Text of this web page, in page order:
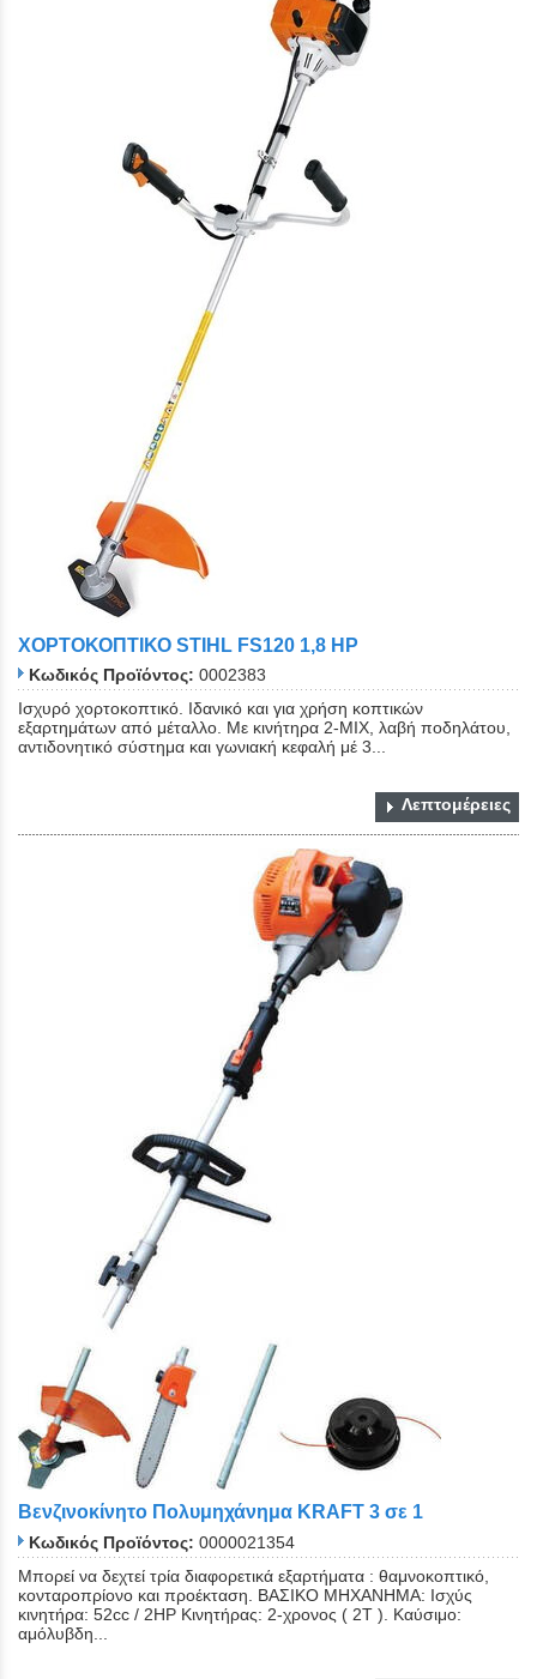
ΧΟΡΤΟΚΟΠΤΙΚΟ STIHL FS120 1,8 ΗΡ
Κωδικός Προϊόντος: 0002383
Ισχυρό χορτοκοπτικό. Ιδανικό και για χρήση κοπτικών
εξαρτημάτων από μέταλλο. Με κινήτηρα 2-ΜΙΧ, λαβή ποδηλάτου,
αντιδονητικό σύστημα και γωνιακή κεφαλή μέ 3...
Λεπτομέρειες
Βενζινοκίνητο Πολυμηχάνημα KRAFT 3 σε 1
Κωδικός Προϊόντος: 0000021354
Μπορεί να δεχτεί τρία διαφορετικά εξαρτήματα : θαμνοκοπτικό,
κονταροπρίονο και προέκταση. ΒΑΣΙΚΟ ΜΗΧΑΝHΜΑ: Ισχύς
κινητήρα: 52cc / 2HP Κινητήρας: 2-χρονος ( 2Τ ). Καύσιμο:
αμόλυβδη...